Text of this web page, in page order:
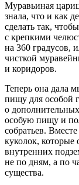
Муравьиная
знала, что и как
сделать так,
с крепкими
на 360 градусов,
чисткой
и коридоров.
Теперь она дала
пищу для особой
о
особую пищу и
собратьев.
куколок, которые
внутренних
не по дням, а по
существа.